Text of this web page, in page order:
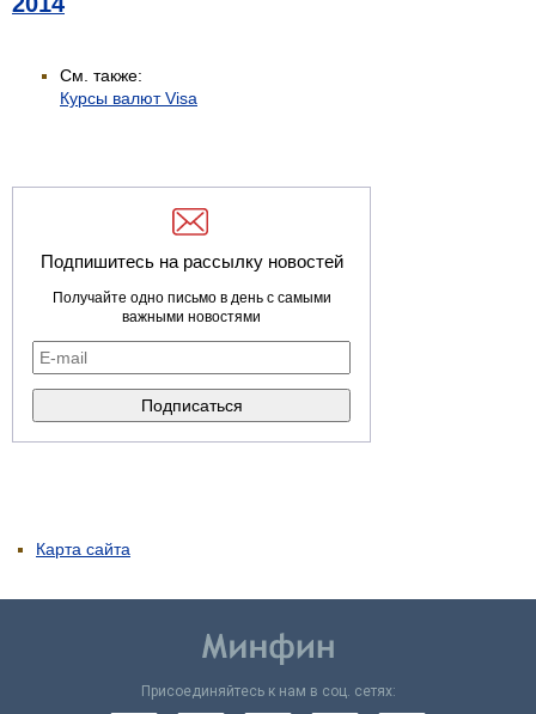
См. также:
Курсы валют Visa
Подпишитесь на рассылку новостей
Получайте одно письмо в день с самыми
важными новостями
Карта сайта
Присоединяйтесь к нам в соц. сетях: